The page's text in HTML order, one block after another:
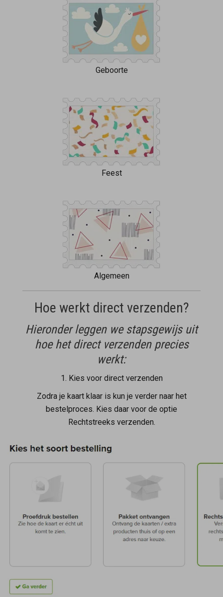
Geboorte
Feest
Algemeen
Hoe werkt direct verzenden?
Hieronder leggen we stapsgewijs uit
hoe het direct verzenden precies
werkt:
1. Kies voor direct verzenden
Zodra je kaart klaar is kun je verder naar het
bestelproces. Kies daar voor de optie
Rechtstreeks verzenden.